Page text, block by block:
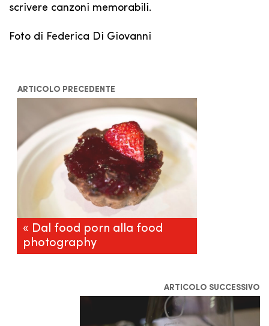
scrivere canzoni memorabili.
Foto di Federica Di Giovanni
ARTICOLO PRECEDENTE
« Dal food porn alla food
photography
ARTICOLO SUCCESSIVO